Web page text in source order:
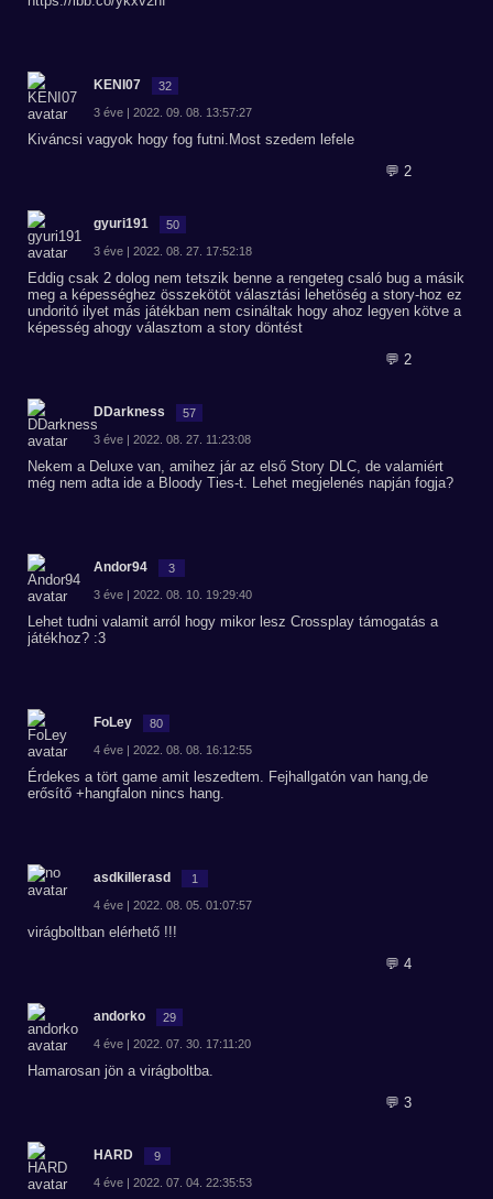
KENI07 32
3 éve | 2022. 09. 08. 13:57:27
Kiváncsi vagyok hogy fog futni.Most szedem lefele
💬 2
gyuri191 50
3 éve | 2022. 08. 27. 17:52:18
Eddig csak 2 dolog nem tetszik benne a rengeteg csaló bug a másik
meg a képességhez összekötöt választási lehetöség a story-hoz ez
undoritó ilyet más játékban nem csináltak hogy ahoz legyen kötve a
képesség ahogy választom a story döntést
💬 2
DDarkness 57
3 éve | 2022. 08. 27. 11:23:08
Nekem a Deluxe van, amihez jár az első Story DLC, de valamiért
még nem adta ide a Bloody Ties-t. Lehet megjelenés napján fogja?
Andor94 3
3 éve | 2022. 08. 10. 19:29:40
Lehet tudni valamit arról hogy mikor lesz Crossplay támogatás a
játékhoz? :3
FoLey 80
4 éve | 2022. 08. 08. 16:12:55
Érdekes a tört game amit leszedtem. Fejhallgatón van hang,de
erősítő +hangfalon nincs hang.
asdkillerasd 1
4 éve | 2022. 08. 05. 01:07:57
virágboltban elérhető !!!
💬 4
andorko 29
4 éve | 2022. 07. 30. 17:11:20
Hamarosan jön a virágboltba.
💬 3
HARD 9
4 éve | 2022. 07. 04. 22:35:53